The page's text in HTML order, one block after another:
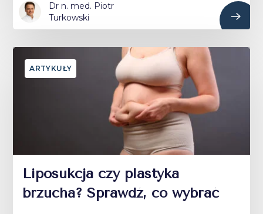
Dr n. med. Piotr
Turkowski
ARTYKUŁY
Liposukcja czy plastyka
brzucha? Sprawdź, co wybrać